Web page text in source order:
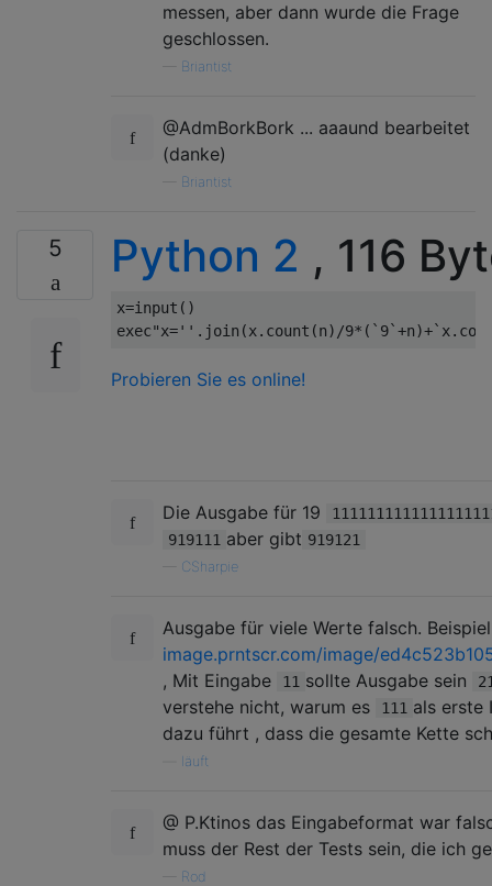
messen, aber dann wurde die Frage
geschlossen.
Briantist
@AdmBorkBork ... aaaund bearbeitet
(danke)
Briantist
5 Python 2 , 116
x=input ()
exec"x=''.join(x.count(n)/
Probieren Sie es online!
Die Ausgabe für 19
919111 aber gibt 919121
CSharpie
Ausgabe für viele Werte falsch.
image.prntscr.com/image/
, Mit Eingabe
11 sollte Ausgabe sein
verstehe nicht, warum es 111 als erste
dazu führt , dass die gesamte Kette
läuft
@ P.Ktinos das Eingabeformat war
muss der Rest der Tests sein, die ich
Rod